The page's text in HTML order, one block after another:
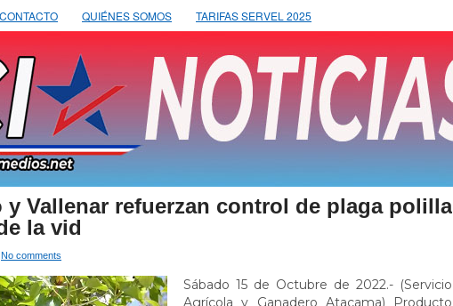
CONTACTO QUIÉNES SOMOS TARIFAS SERVEL 2025
y Vallenar refuerzan control de plaga polilla
la vid
No comments
Sábado 15 de Octubre de 2022.- (Servicio
Agrícola y Ganadero Atacama) Producto